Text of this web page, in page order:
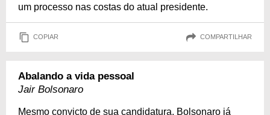
um processo nas costas do atual presidente.
COPIAR COMPARTILHAR
Abalando a vida pessoal
Jair Bolsonaro
Mesmo convicto de sua candidatura, Bolsonaro já